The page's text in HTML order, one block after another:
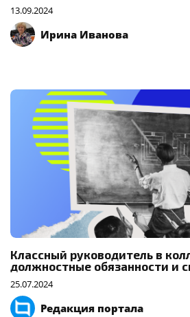
13.09.2024
Ирина Иванова
Классный руководитель в
должностные обязанности и
25.07.2024
Редакция портала